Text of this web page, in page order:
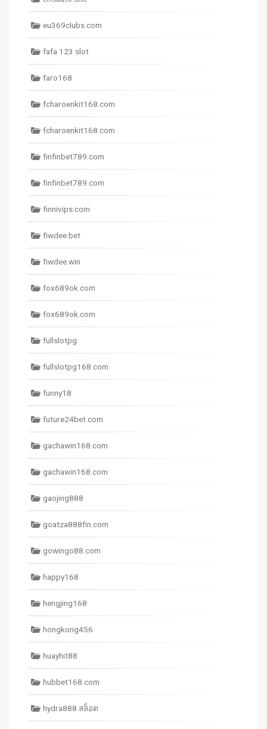
eu369clubs.com
fafa 123 slot
faro168
fcharoenkit168.com
fcharoenkit168.com
finfinbet789.com
finfinbet789.com
finnivips.com
fiwdee.bet
fiwdee.win
fox689ok.com
fox689ok.com
fullslotpg
fullslotpg168.com
funny18
future24bet.com
gachawin168.com
gachawin168.com
gaojing888
goatza888fin.com
gowingo88.com
happy168
hengjing168
hongkong456
huayhit88
hubbet168.com
hydra888 สล็อต